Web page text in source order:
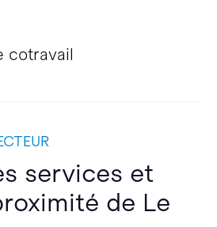
cotravail
services et
de Le